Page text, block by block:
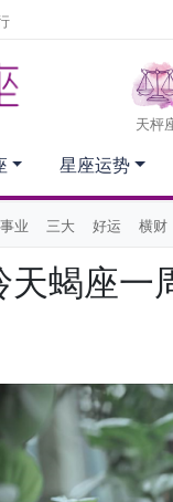
天枰
事业 三大 好运 横财
星座运势
蝎座一